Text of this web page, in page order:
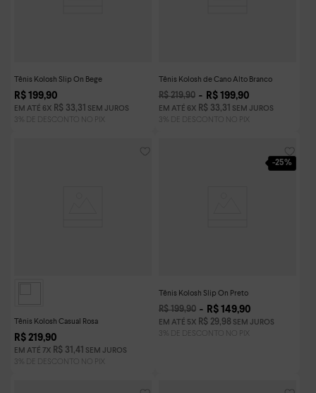
Tênis Kolosh Slip On Bege
R$ 199,90
EM ATÉ 6X R$ 33,31 SEM JUROS
Tênis Kolosh de Cano Alto Branco
R$ 219,90 R$ 199,90
EM ATÉ 6X R$ 33,31 SEM JUROS
Tênis Kolosh Casual Rosa
R$ 219,90
EM ATÉ 7X R$ 31 ,41 SEM JUROS
-25%
Tênis Kolosh Slip On Preto
R$ 199,90 R$ 149,90
EM ATÉ 5 X R$ 29,98 SEM JUROS